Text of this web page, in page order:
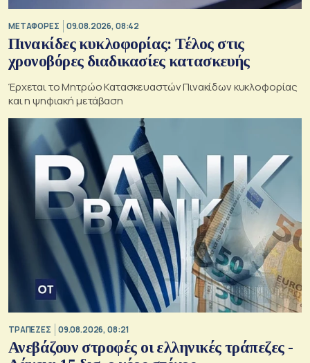
ΜΕΤΑΦΟΡΕΣ 09.08.2026, 08:42
Πινακίδες κυκλοφορίας: Τέλος στις
χρονοβόρες διαδικασίες κατασκευής
Έρχεται το Μητρώο Κατασκευαστών Πινακίδων κυκλοφορίας
και η ψηφιακή μετάβαση
ΤΡΑΠΕΖΕΣ 09.08.2026, 08:21
Ανεβάζουν στροφές οι ελληνικές τράπεζες -